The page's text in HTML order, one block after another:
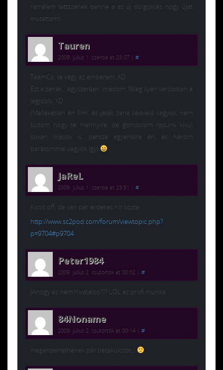
remélem tettszenek benne a az új dolgok(és hogy újat
mutattam)
Tauren
2009. július 1. szerda at 23:07 #
TeamCo. te vagy az emberem. XD
Ezt a zenét… egyszerűen imádom, főleg ilyen verzióban a
legjobb. XD
(Melléketlen én film, és játék zene kedvelő vagyok, nem
tudom hogy te mennyire, de gondolom rajtunk kívül
sokan mások is, persze egyenlőre én, és három
barátommal vagyok így)
JaReL
2009. július 1. szerda at 23:51 #
Kicsit off, de van pár érdekes hír közte:
http://www.sc2pod.com/forum/viewtopic.php?
p=9704#p9704
Peter1984
2009. július 2. csütörtök at 00:02 #
JAhogy ez nem hivatalos??? LOL ez profi munka
84Noname
2009. július 2. csütörtök at 00:14 #
megérdemelnének pár bétakulcsot…